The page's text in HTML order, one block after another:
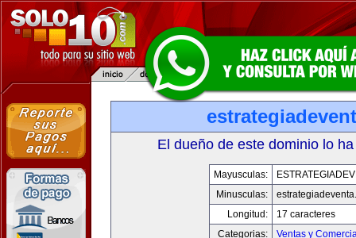
El dueño de este dominio lo
Mayusculas:
Minusculas:
Longitud:
17 caracteres
Categorias:
Ventas y